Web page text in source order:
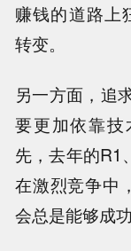
赚钱的道路上
转变。
另一方面，追
要更加依靠
先，去年的R1
在激烈竞争中
会总是能够成功